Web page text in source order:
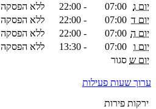
יום ג 07:00
-
22:00
ללא הפסקה
יום ד 07:00
-
22:00
ללא הפסקה
יום ה 07:00
-
22:00
ללא הפסקה
יום ו
07:00
-
13:30
ללא הפסקה
יום ש סגור
ערוך שעות פעילות
ירקות פירות